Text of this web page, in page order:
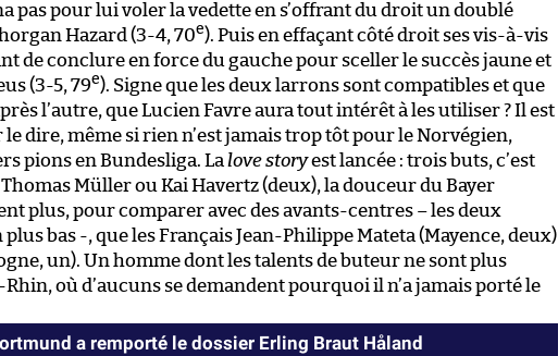
pas pour lui voler la vedette en s’offrant du droit un doublé
Hazard (3-4, 70e). Puis en effaçant côté droit ses vis-à-vis
de conclure en force du gauche pour sceller le succès jaune et
(3-5, 79e). Signe que les deux larrons sont compatibles et que
l’autre, que Lucien Favre aura tout intérêt à les utiliser ? Il est
dire, même si rien n’est jamais trop tôt pour le Norvégien,
pions en Bundesliga. Lalove storyest lancée : trois buts, c’est
Müller ou Kai Havertz (deux), la douceur du Bayer
plus, pour comparer avec des avants-centres – les deux
bas -, que les Français Jean-Philippe Mateta (Mayence, deux)
un). Un homme dont les talents de buteur ne sont plus
où d’aucuns se demandent pourquoi il n’a jamais porté le
a remporté le dossier Erling Braut Håland